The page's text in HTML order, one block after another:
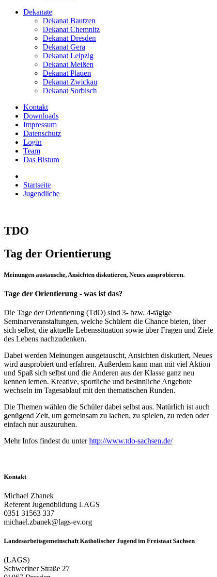
Dekanate
Dekanat Bautzen
Dekanat Chemnitz
Dekanat Dresden
Dekanat Gera
Dekanat Leipzig
Dekanat Meißen
Dekanat Plauen
Dekanat Zwickau
Dekanat Sorbisch
Kontakt
Downloads
Impressum
Datenschutz
Login
Team
Das Bistum
Startseite
Jugendliche
TDO
Tag der Orientierung
Meinungen austausche, Ansichten diskutieren, Neues ausprobieren.
Tage der Orientierung - was ist das?
Die Tage der Orientierung (TdO) sind 3- bzw. 4-tägige
Seminarveranstaltungen, welche Schülern die Chance bieten, über
sich selbst, die aktuelle Lebenssituation sowie über Fragen und Ziele
des Lebens nachzudenken.
Dabei werden Meinungen ausgetauscht, Ansichten diskutiert, Neues
wird ausprobiert und erfahren. Außerdem kann man mit viel Aktion
und Spaß sich selbst und die Anderen aus der Klasse ganz neu
kennen lernen. Kreative, sportliche und besinnliche Angebote
wechseln im Tagesablauf mit den thematischen Runden.
Die Themen wählen die Schüler dabei selbst aus. Natürlich ist auch
genügend Zeit, um gemeinsam zu lachen, zu spielen, zu reden oder
einfach nur auszuruhen.
Mehr Infos findest du unterhttp://www.tdo-sachsen.de/
Kontakt
Michael Zbanek
Referent Jugendbildung LAGS
0351 31563 337
michael.zbanek@lags-ev.org
Landesarbeitsgemeinschaft Katholischer Jugend im Freistaat Sachsen
(LAGS)
Schweriner Straße 27